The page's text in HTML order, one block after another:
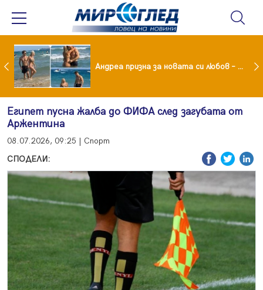
Драма вместо щастие: Звезда от "Татковци" е в болница с високорискова бременност Андреа призна за новата си любов – руснакът Игор
Египет пусна жалба до ФИФА след загубата от
Аржентина
08.07.2026, 09:25 | Спорт
СПОДЕЛИ: